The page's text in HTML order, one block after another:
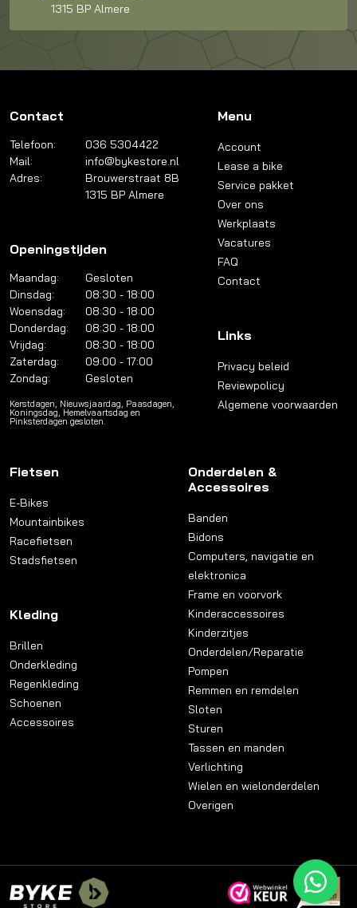
1315 BP Almere
Contact
Telefoon:
036 5304422
Mail:
info@bykestore.nl
Adres:
Brouwerstraat 8B
1315 BP Almere
Openingstijden
Maandag:
Gesloten
Dinsdag:
08:30 - 18:00
Woensdag:
08:30 - 18:00
Donderdag:
08:30 - 18:00
Vrijdag:
08:30 - 18:00
Zaterdag:
09:00 - 17:00
Zondag:
Gesloten
Kerstdagen, Nieuwsjaardag, Paasdagen,
Koningsdag, Hemelvaartsdag en
Pinksterdagen gesloten.
Menu
Account
Lease a bike
Service pakket
Over ons
Werkplaats
Vacatures
FAQ
Contact
Links
Privacy beleid
Reviewpolicy
Algemene voorwaarden
Fietsen
E-Bikes
Mountainbikes
Racefietsen
Stadsfietsen
Kleding
Brillen
Onderkleding
Regenkleding
Schoenen
Accessoires
Onderdelen &
Accessoires
Banden
Bidons
Computers, navigatie en
elektronica
Frame en voorvork
Kinderaccessoires
Kinderzitjes
Onderdelen/Reparatie
Pompen
Remmen en remdelen
Sloten
Sturen
Tassen en manden
Verlichting
Wielen en wielonderdelen
Overigen